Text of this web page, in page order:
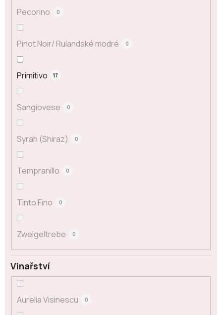
Pecorino 0
Pinot Noir/ Rulandské modré 0
Primitivo 17
Sangiovese 0
Syrah (Shiraz) 0
Tempranillo 0
Tinto Fino 0
Zweigeltrebe 0
Vinařství
Aurelia Visinescu 0